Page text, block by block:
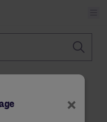
×
Page